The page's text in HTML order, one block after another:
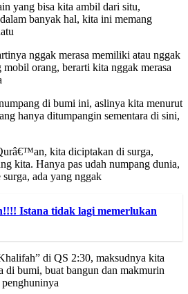
yang bisa kita ambil dari situ,
banyak hal, kita ini memang
nggak merasa memiliki atau nggak
mobil orang, berarti kita nggak merasa
di bumi ini, aslinya kita menurut
hanya ditumpangin sementara di sini,
kita diciptakan di surga,
kita. Hanya pas udah numpang dunia,
ada yang nggak
Istana tidak lagi memerlukan
di QS 2:30, maksudnya kita
di bumi, buat bangun dan makmurin